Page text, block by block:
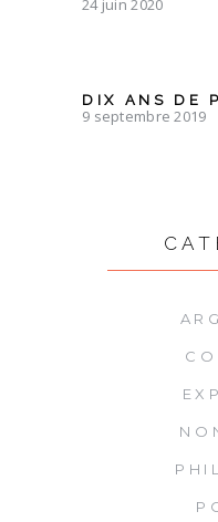
24 juin 2020
DIX ANS DE
9 septembre 2019